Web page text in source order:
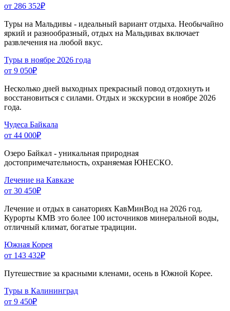
от 286 352₽
Туры на Мальдивы - идеальный вариант отдыха. Необычайно
яркий и разнообразный, отдых на Мальдивах включает
развлечения на любой вкус.
Туры в ноябре 2026 года
от 9 050₽
Несколько дней выходных прекрасный повод отдохнуть и
восстановиться с силами. Отдых и экскурсии в ноябре 2026
года.
Чудеса Байкала
от 44 000₽
Озеро Байкал - уникальная природная
достопримечательность, охраняемая ЮНЕСКО.
Лечение на Кавказе
от 30 450₽
Лечение и отдых в санаториях КавМинВод на 2026 год.
Курорты КМВ это более 100 источников минеральной воды,
отличный климат, богатые традиции.
Южная Корея
от 143 432₽
Путешествие за красными кленами, осень в Южной Корее.
Туры в Калининград
от 9 450₽